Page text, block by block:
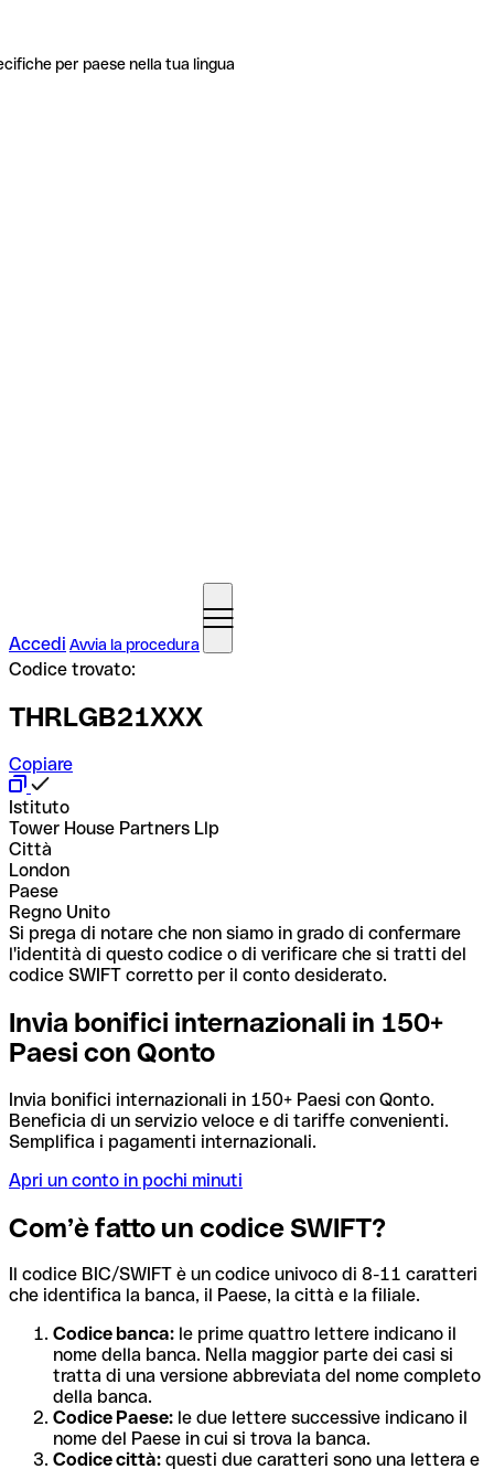
per paese nella tua lingua
Accedi Avvia la procedura
Codice trovato:
THRLGB21XXX
Copiare
Istituto
Tower House Partners Llp
Città
London
Paese
Regno Unito
Si prega di notare che non siamo in grado di confermare
l'identità di questo codice o di verificare che si tratti del
codice SWIFT corretto per il conto desiderato.
Invia bonifici internazionali in 150+
Paesi con Qonto
Invia bonifici internazionali in 150+ Paesi con Qonto.
Beneficia di un servizio veloce e di tariffe convenienti.
Semplifica i pagamenti internazionali.
Apri un conto in pochi minuti
Com’è fatto un codice SWIFT?
Il codice BIC/SWIFT è un codice univoco di 8-11 caratteri
che identifica la banca, il Paese, la città e la filiale.
Codice banca: le prime quattro lettere indicano il
nome della banca. Nella maggior parte dei casi si
tratta di una versione abbreviata del nome completo
della banca.
Codice Paese: le due lettere successive indicano il
nome del Paese in cui si trova la banca.
Codice città: questi due caratteri sono una lettera e